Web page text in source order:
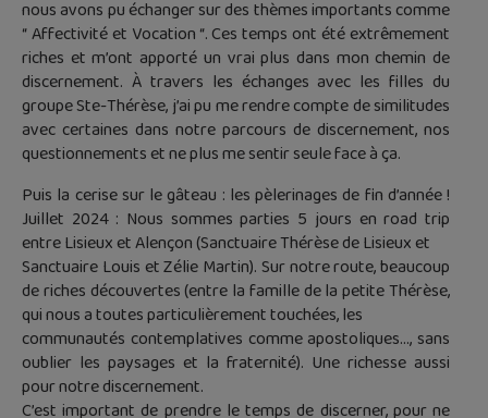
nous avons pu échanger sur des thèmes importants comme
“ Affectivité et Vocation “. Ces temps ont été extrêmement
riches et m’ont apporté un vrai plus dans mon chemin de
discernement. À travers les échanges avec les filles du
groupe Ste-Thérèse, j’ai pu me rendre compte de similitudes
avec certaines dans notre parcours de discernement, nos
questionnements et ne plus me sentir seule face à ça.
Puis la cerise sur le gâteau : les pèlerinages de fin d’année !
Juillet 2024 : Nous sommes parties 5 jours en road trip
entre Lisieux et Alençon (Sanctuaire Thérèse de Lisieux et
Sanctuaire Louis et Zélie Martin). Sur notre route, beaucoup
de riches découvertes (entre la famille de la petite Thérèse,
qui nous a toutes particulièrement touchées, les
communautés contemplatives comme apostoliques…, sans
oublier les paysages et la fraternité). Une richesse aussi
pour notre discernement.
C’est important de prendre le temps de discerner, pour ne